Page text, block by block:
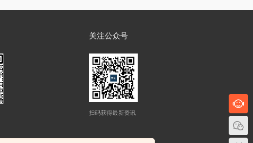
关注公众号
扫码获得最新资讯